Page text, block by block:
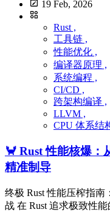
19 Feb, 2026
Rust ,
工具链 ,
性能优化 ,
编译器原理 ,
系统编程 ,
CI/CD ,
跨架构编译 ,
LLVM ,
CPU 体系结
🦀 Rust 性能核爆：
精准制导
终极 Rust 性能压榨指南
战 在 Rust 追求极致性